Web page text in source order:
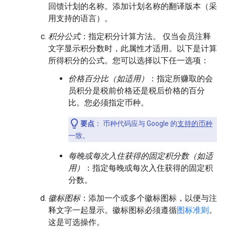
回馈计划的名称。添加计划名称的翻译版本（采
用支持的语言）。
积分公式：指定积分计算方法。 仅当会员注释
文字显示积分数时，此属性才适用。以下是计算
所得积分的公式。您可以选择以下任一选项：
价格百分比（如适用）
：指定所赚取的会
员积分是税前价格还是税后价格的百分
比。您必须指定币种。
要点 ： 币种代码应与 Google 的支持的币种
一致。
每晚或每次入住获得的固定积分数（如适
用）
：指定每晚或每次入住获得的固定积
分数。
徽标图标：添加一个或多个徽标图标，以便与注
释文字一起显示。徽标图标必须遵循图标准则。
这是可选操作。